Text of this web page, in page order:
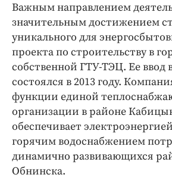
Важным направлением
значительным достижением
уникального для
проекта по строительству в
собственной ГТУ-ТЭЦ. Ее ввод
состоялся в 2013 году.
функции единой
организации в районе
обеспечивает
горячим водоснабжением
динамично развивающихся
Обнинска.